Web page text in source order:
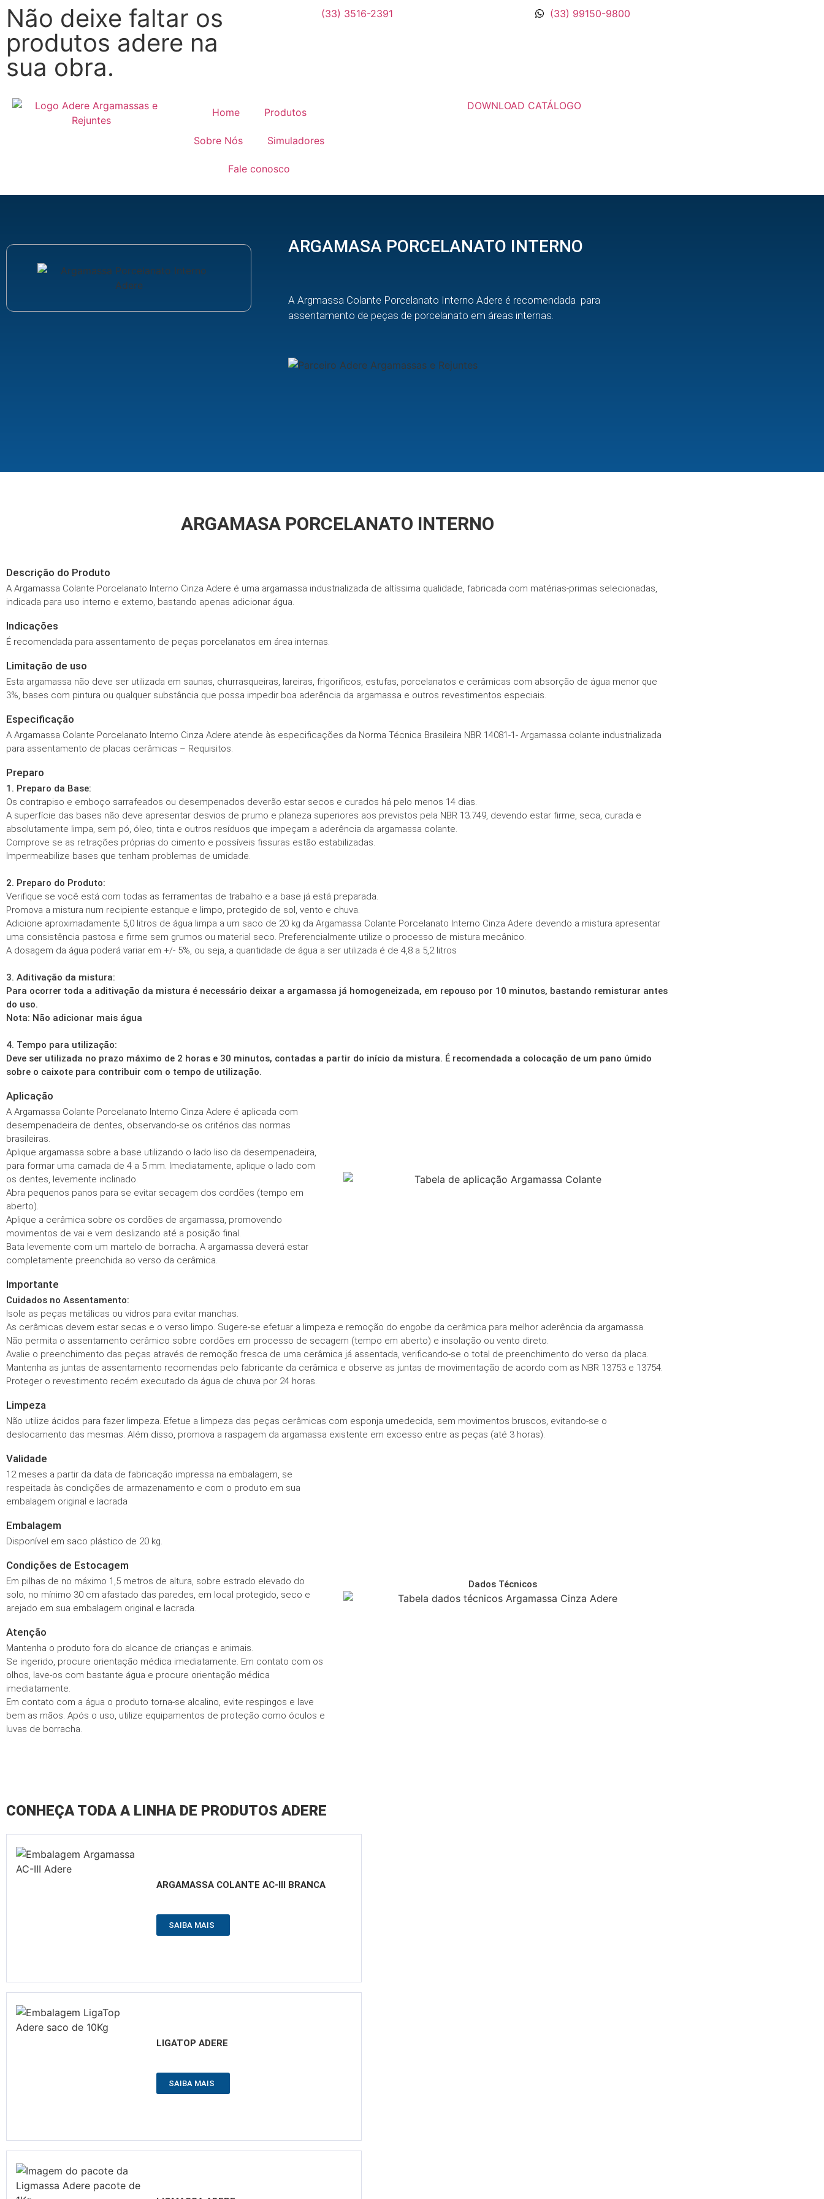
Não deixe faltar os
produtos adere na
sua obra.
(33) 3516-2391 (33) 99150-9800
Home Produtos
Sobre Nós Simuladores
Fale conosco
DOWNLOAD CATÁLOGO
ARGAMASA PORCELANATO INTERNO
A Argmassa Colante Porcelanato Interno Adere é recomendada para
assentamento de peças de porcelanato em áreas internas.
ARGAMASA PORCELANATO INTERNO
Descrição do Produto
A Argamassa Colante Porcelanato Interno Cinza Adere é uma argamassa industrializada de altíssima qualidade, fabricada com matérias-primas selecionadas,
indicada para uso interno e externo, bastando apenas adicionar água.
Indicações
É recomendada para assentamento de peças porcelanatos em área internas.
Limitação de uso
Esta argamassa não deve ser utilizada em saunas, churrasqueiras, lareiras, frigoríficos, estufas, porcelanatos e cerâmicas com absorção de água menor que
3%, bases com pintura ou qualquer substância que possa impedir boa aderência da argamassa e outros revestimentos especiais.
Especificação
A Argamassa Colante Porcelanato Interno Cinza Adere atende às especificações da Norma Técnica Brasileira NBR 14081-1- Argamassa colante industrializada
para assentamento de placas cerâmicas – Requisitos.
Preparo
1. Preparo da Base:
Os contrapiso e emboço sarrafeados ou desempenados deverão estar secos e curados há pelo menos 14 dias.
A superfície das bases não deve apresentar desvios de prumo e planeza superiores aos previstos pela NBR 13.749, devendo estar firme, seca, curada e
absolutamente limpa, sem pó, óleo, tinta e outros resíduos que impeçam a aderência da argamassa colante.
Comprove se as retrações próprias do cimento e possíveis fissuras estão estabilizadas.
Impermeabilize bases que tenham problemas de umidade.
2. Preparo do Produto:
Verifique se você está com todas as ferramentas de trabalho e a base já está preparada.
Promova a mistura num recipiente estanque e limpo, protegido de sol, vento e chuva.
Adicione aproximadamente 5,0 litros de água limpa a um saco de 20 kg da Argamassa Colante Porcelanato Interno Cinza Adere devendo a mistura apresentar
uma consistência pastosa e firme sem grumos ou material seco. Preferencialmente utilize o processo de mistura mecânico.
A dosagem da água poderá variar em +/- 5%, ou seja, a quantidade de água a ser utilizada é de 4,8 a 5,2 litros
3. Aditivação da mistura:
Para ocorrer toda a aditivação da mistura é necessário deixar a argamassa já homogeneizada, em repouso por 10 minutos, bastando remisturar antes
do uso.
Nota: Não adicionar mais água
4. Tempo para utilização:
Deve ser utilizada no prazo máximo de 2 horas e 30 minutos, contadas a partir do início da mistura. É recomendada a colocação de um pano úmido
sobre o caixote para contribuir com o tempo de utilização.
Aplicação
A Argamassa Colante Porcelanato Interno Cinza Adere é aplicada com
desempenadeira de dentes, observando-se os critérios das normas
brasileiras.
Aplique argamassa sobre a base utilizando o lado liso da desempenadeira,
para formar uma camada de 4 a 5 mm. Imediatamente, aplique o lado com
os dentes, levemente inclinado.
Abra pequenos panos para se evitar secagem dos cordões (tempo em
aberto).
Aplique a cerâmica sobre os cordões de argamassa, promovendo
movimentos de vai e vem deslizando até a posição final.
Bata levemente com um martelo de borracha. A argamassa deverá estar
completamente preenchida ao verso da cerâmica.
Importante
Cuidados no Assentamento:
Isole as peças metálicas ou vidros para evitar manchas.
As cerâmicas devem estar secas e o verso limpo. Sugere-se efetuar a limpeza e remoção do engobe da cerâmica para melhor aderência da argamassa.
Não permita o assentamento cerâmico sobre cordões em processo de secagem (tempo em aberto) e insolação ou vento direto.
Avalie o preenchimento das peças através de remoção fresca de uma cerâmica já assentada, verificando-se o total de preenchimento do verso da placa.
Mantenha as juntas de assentamento recomendas pelo fabricante da cerâmica e observe as juntas de movimentação de acordo com as NBR 13753 e 13754.
Proteger o revestimento recém executado da água de chuva por 24 horas.
Limpeza
Não utilize ácidos para fazer limpeza. Efetue a limpeza das peças cerâmicas com esponja umedecida, sem movimentos bruscos, evitando-se o
deslocamento das mesmas. Além disso, promova a raspagem da argamassa existente em excesso entre as peças (até 3 horas).
Validade
12 meses a partir da data de fabricação impressa na embalagem, se
respeitada às condições de armazenamento e com o produto em sua
embalagem original e lacrada
Embalagem
Disponível em saco plástico de 20 kg.
Condições de Estocagem
Em pilhas de no máximo 1,5 metros de altura, sobre estrado elevado do
solo, no mínimo 30 cm afastado das paredes, em local protegido, seco e
arejado em sua embalagem original e lacrada.
Atenção
Mantenha o produto fora do alcance de crianças e animais.
Se ingerido, procure orientação médica imediatamente. Em contato com os
olhos, lave-os com bastante água e procure orientação médica
imediatamente.
Em contato com a água o produto torna-se alcalino, evite respingos e lave
bem as mãos. Após o uso, utilize equipamentos de proteção como óculos e
luvas de borracha.
Dados Técnicos
CONHEÇA TODA A LINHA DE PRODUTOS ADERE
ARGAMASSA COLANTE AC-III BRANCA
SAIBA MAIS
LIGATOP ADERE
SAIBA MAIS